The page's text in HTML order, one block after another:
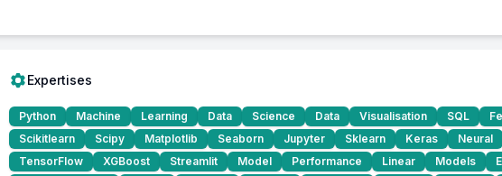
Expertises
Python Machine Learning Data Science Data Visualisation SQL
Scikitlearn
Scipy Matplotlib Seaborn Jupyter Sklearn Keras Neural
TensorFlow
XGBoost Streamlit Model Performance Linear Models